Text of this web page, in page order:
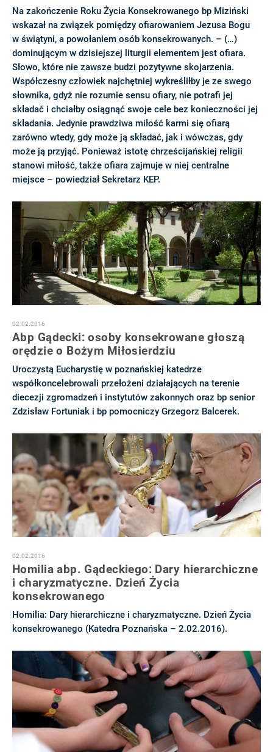
Na zakończenie Roku Życia Konsekrowanego bp Miziński
wskazał na związek pomiędzy ofiarowaniem Jezusa Bogu
w świątyni, a powołaniem osób konsekrowanych. – (…)
dominującym w dzisiejszej liturgii elementem jest ofiara.
Słowo, które nie zawsze budzi pozytywne skojarzenia.
Współczesny człowiek najchętniej wykreśliłby je ze swego
słownika, gdyż nie rozumie sensu ofiary, nie potrafi jej
składać i chciałby osiągnąć swoje cele bez konieczności jej
składania. Jedynie prawdziwa miłość karmi się ofiarą
zarówno wtedy, gdy może ją składać, jak i wówczas, gdy
może ją przyjąć. Ponieważ istotę chrześcijańskiej religii
stanowi miłość, także ofiara zajmuje w niej centralne
miejsce – powiedział Sekretarz KEP.
02.02.2016
Abp Gądecki: osoby konsekrowane głoszą
orędzie o Bożym Miłosierdziu
Uroczystą Eucharystię w poznańskiej katedrze
współkoncelebrowali przełożeni działających na terenie
diecezji zgromadzeń i instytutów zakonnych oraz bp senior
Zdzisław Fortuniak i bp pomocniczy Grzegorz Balcerek.
02.02.2016
Homilia abp. Gądeckiego: Dary hierarchiczne
i charyzmatyczne. Dzień Życia
konsekrowanego
Homilia: Dary hierarchiczne i charyzmatyczne. Dzień Życia
konsekrowanego (Katedra Poznańska – 2.02.2016).